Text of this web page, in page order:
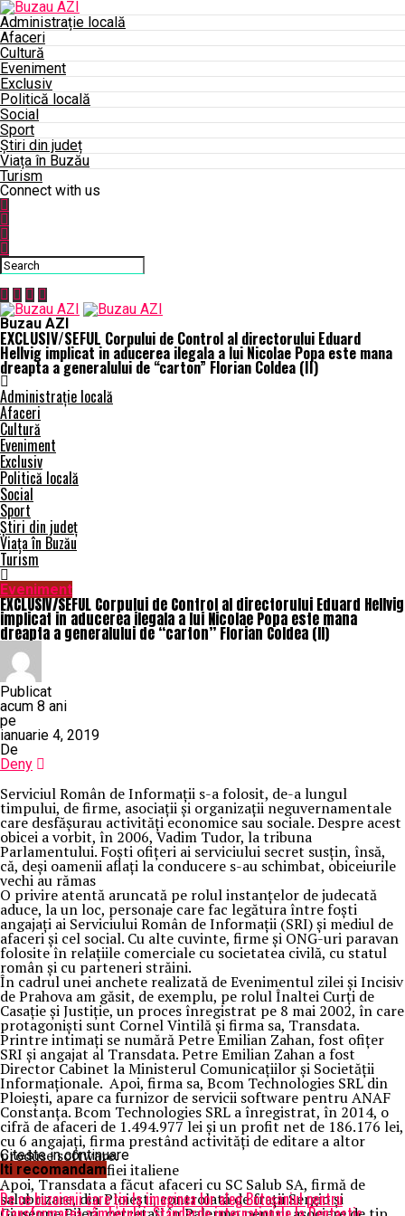
Administrație locală
Afaceri
Cultură
Eveniment
Exclusiv
Politică locală
Social
Sport
Știri din județ
Viața în Buzău
Turism
Connect with us
Buzau AZI
EXCLUSIV/SEFUL Corpului de Control al directorului Eduard
Hellvig implicat in aducerea ilegala a lui Nicolae Popa este mana
dreapta a generalului de “carton” Florian Coldea (II)
Administrație locală
Afaceri
Cultură
Eveniment
Exclusiv
Politică locală
Social
Sport
Știri din județ
Viața în Buzău
Turism
Eveniment
EXCLUSIV/SEFUL Corpului de Control al directorului Eduard Hellvig
implicat in aducerea ilegala a lui Nicolae Popa este mana
dreapta a generalului de “carton” Florian Coldea (II)
Publicat
acum 8 ani
pe
ianuarie 4, 2019
De
Deny
Serviciul Român de Informații s-a folosit, de-a lungul
timpului, de firme, asociații și organizații neguvernamentale
care desfășurau activități economice sau sociale. Despre acest
obicei a vorbit, în 2006, Vadim Tudor, la tribuna
Parlamentului. Foști ofițeri ai serviciului secret susțin, însă,
că, deși oamenii aflați la conducere s-au schimbat, obiceiurile
vechi au rămas
O privire atentă aruncată pe rolul instanţelor de judecată
aduce, la un loc, personaje care fac legătura între foşti
angajaţi ai Serviciului Român de Informaţii (SRI) şi mediul de
afaceri și cel social. Cu alte cuvinte, firme și ONG-uri paravan
folosite în relaţiile comerciale cu societatea civilă, cu statul
român şi cu parteneri străini.
În cadrul unei anchete realizată de Evenimentul zilei și Incisiv
de Prahova am găsit, de exemplu, pe rolul Înaltei Curţi de
Casaţie şi Justiţie, un proces înregistrat pe 8 mai 2002, în care
protagonişti sunt Cornel Vintilă şi firma sa, Transdata.
Printre intimaţi se numără Petre Emilian Zahan, fost ofiţer
SRI şi angajat al Transdata. Petre Emilian Zahan a fost
Director Cabinet la Ministerul Comunicaţiilor şi Societăţii
Informaţionale. Apoi, firma sa, Bcom Technologies SRL din
Ploieşti, apare ca furnizor de servicii software pentru ANAF
Constanţa. Bcom Technologies SRL a înregistrat, în 2014, o
cifră de afaceri de 1.494.977 lei şi un profit net de 186.176 lei,
cu 6 angajaţi, firma prestând activităţi de editare a altor
produse software.
Protectori ai mafiei italiene
Apoi, Transdata a făcut afaceri cu SC Salub SA, firmă de
salubrizare, din Ploieşti, controlată de fraţii Sergio şi
Citeste in continuare
Iti recomandam
De ce buzoienii care țin la imaginea lor aleg Botoșaniul pentru